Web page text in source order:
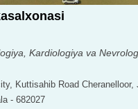
Kardiologiya va
Kuttisahib Road Cheranelloor,
- 682027